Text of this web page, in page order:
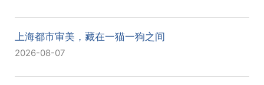
上海都市审美，藏在一猫一狗之间
2026-08-07